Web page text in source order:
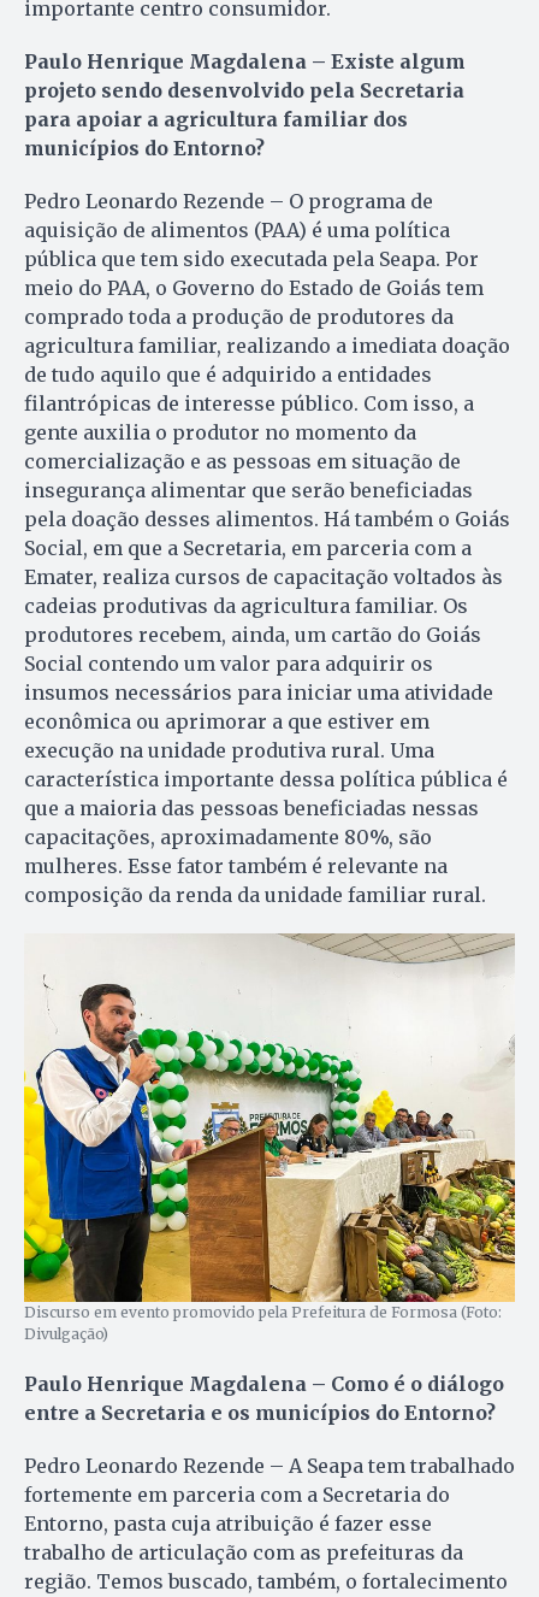
importante centro consumidor.
Paulo Henrique Magdalena – Existe algum
projeto sendo desenvolvido pela Secretaria
para apoiar a agricultura familiar dos
municípios do Entorno?
Pedro Leonardo Rezende – O programa de
aquisição de alimentos (PAA) é uma política
pública que tem sido executada pela Seapa. Por
meio do PAA, o Governo do Estado de Goiás tem
comprado toda a produção de produtores da
agricultura familiar, realizando a imediata doação
de tudo aquilo que é adquirido a entidades
filantrópicas de interesse público. Com isso, a
gente auxilia o produtor no momento da
comercialização e as pessoas em situação de
insegurança alimentar que serão beneficiadas
pela doação desses alimentos. Há também o Goiás
Social, em que a Secretaria, em parceria com a
Emater, realiza cursos de capacitação voltados às
cadeias produtivas da agricultura familiar. Os
produtores recebem, ainda, um cartão do Goiás
Social contendo um valor para adquirir os
insumos necessários para iniciar uma atividade
econômica ou aprimorar a que estiver em
execução na unidade produtiva rural. Uma
característica importante dessa política pública é
que a maioria das pessoas beneficiadas nessas
capacitações, aproximadamente 80%, são
mulheres. Esse fator também é relevante na
composição da renda da unidade familiar rural.
Discurso em evento promovido pela Prefeitura de Formosa (Foto:
Divulgação)
Paulo Henrique Magdalena – Como é o diálogo
entre a Secretaria e os municípios do Entorno?
Pedro Leonardo Rezende – A Seapa tem trabalhado
fortemente em parceria com a Secretaria do
Entorno, pasta cuja atribuição é fazer esse
trabalho de articulação com as prefeituras da
região. Temos buscado, também, o fortalecimento